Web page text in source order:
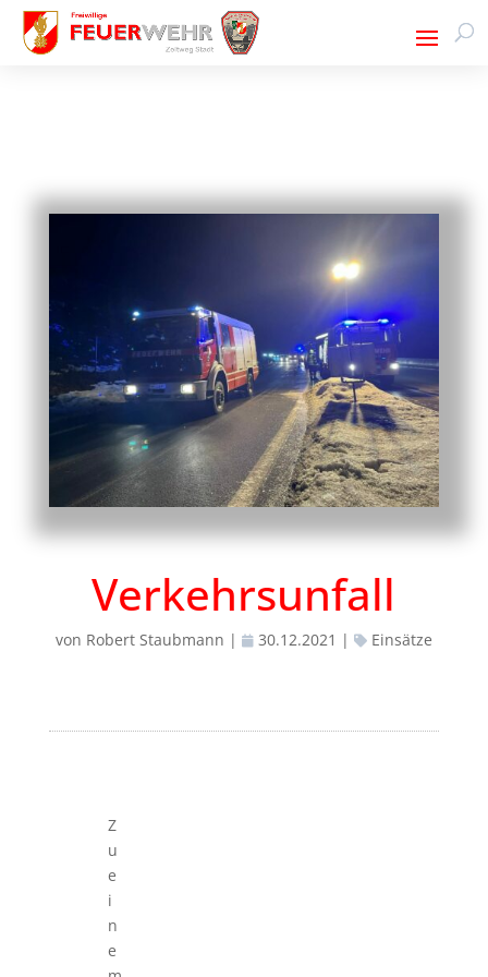
Verkehrsunfall
von Robert Staubmann | 30.12.2021 | Einsätze
Z
u
e
i
n
e